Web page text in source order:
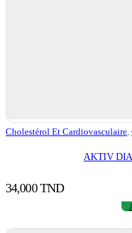
Cholestérol Et Cardiovasculaire
AKTIV
34,000TND